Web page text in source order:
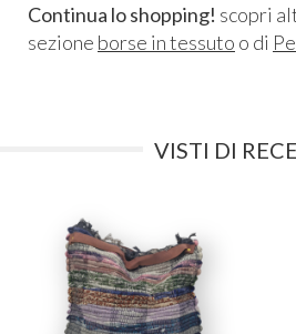
Continua lo shopping! scopri
sezione borse in tessuto o di
VISTI DI